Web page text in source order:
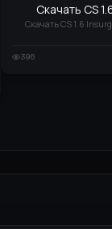
Скачать CS
Скачать CS 1.6
396